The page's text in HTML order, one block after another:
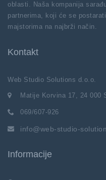
oblasti. Naša kompanija
partnerima, koji će se
majstorima na najbrži način.
Kontakt
Web Studio Solutions d.o.o.
Matije Korvina 17, 24 000
069/607-926
info@web-studio-
Informacije